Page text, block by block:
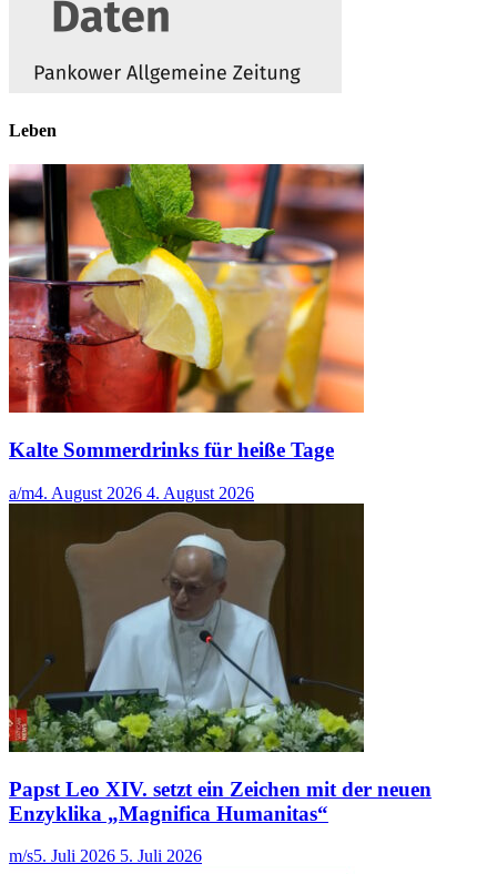
Leben
Kalte Sommerdrinks für heiße Tage
a/m4. August 2026 4. August 2026
Papst Leo XIV. setzt ein Zeichen mit der neuen
Enzyklika „Magnifica Humanitas“
m/s5. Juli 2026 5. Juli 2026